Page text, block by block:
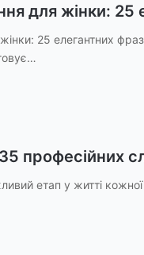
для жінки: 25
25 елегантних
професійних
етап у житті